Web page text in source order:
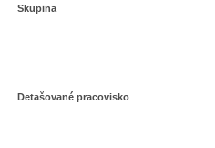
Skupina
Detašované pracovisko